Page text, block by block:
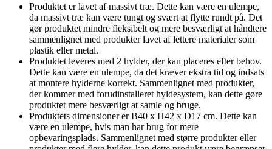
Produktet er lavet af massivt træ. Dette kan være en ulempe,
da massivt træ kan være tungt og svært at flytte rundt på. Det
gør produktet mindre fleksibelt og mere besværligt at håndtere
sammenlignet med produkter lavet af lettere materialer som
plastik eller metal.
Produktet leveres med 2 hylder, der kan placeres efter behov.
Dette kan være en ulempe, da det kræver ekstra tid og indsats
at montere hylderne korrekt. Sammenlignet med produkter,
der kommer med forudinstalleret hyldesystem, kan dette gøre
produktet mere besværligt at samle og bruge.
Produktets dimensioner er B40 x H42 x D17 cm. Dette kan
være en ulempe, hvis man har brug for mere
opbevaringsplads. Sammenlignet med større produkter eller